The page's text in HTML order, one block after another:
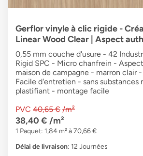
Gerflor vinyle à clic rigide -
Linear Wood Clear | Aspect
0,55 mm couche d'usure - 42
Rigid SPC - Micro chanfrein -
maison de campagne - marron clair
Facile d'entretien - sans substances
plastifiant - montage facile
PVC 40,65 € /m²
38,40 € /m²
1 Paquet: 1,84 m² à 70,66 €
Délai de livraison: 12 Journées